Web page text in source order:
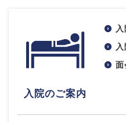
入院のご案内
面